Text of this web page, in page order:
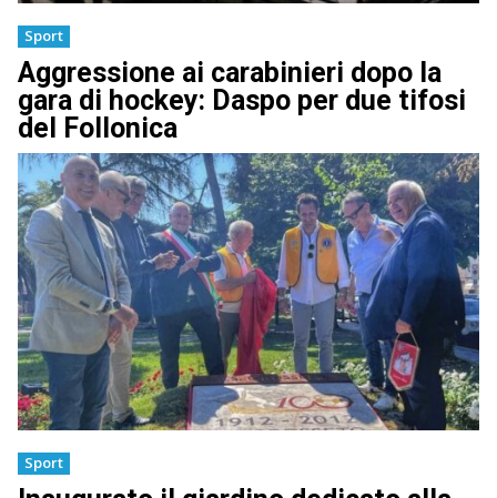
Sport
Aggressione ai carabinieri dopo la
gara di hockey: Daspo per due tifosi
del Follonica
Sport